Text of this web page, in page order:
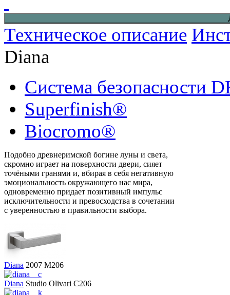
Техническое описание
Diana
Система безопасности
Superfinish®
Biocromo®
Подобно древнеримской богине луны и света,
скромно играет на поверхности двери, сияет
точёными гранями и, вбирая в себя негативную
эмоциональность окружающего нас мира,
одновременно придает позитивный импульс
исключительности и превосходства в сочетании
с уверенностью в правильности выбора.
Diana 2007 M206
Diana Studio Olivari C206